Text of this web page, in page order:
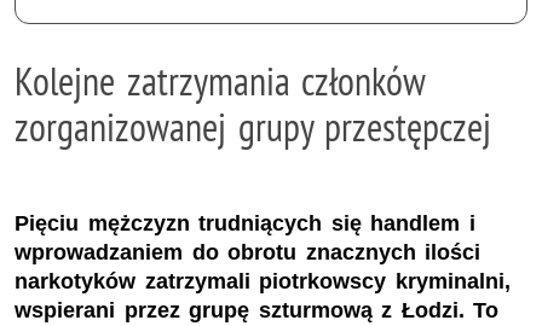
Kolejne zatrzymania członków
zorganizowanej grupy przestępczej
Pięciu mężczyzn trudniących się handlem i
wprowadzaniem do obrotu znacznych ilości
narkotyków zatrzymali piotrkowscy kryminalni,
wspierani przez grupę szturmową z Łodzi. To